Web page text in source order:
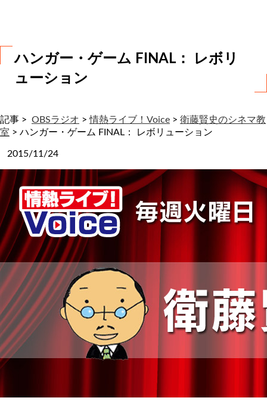
ハンガー・ゲーム FINAL： レボリ
ューション
記事 > OBSラジオ >情熱ライブ！Voice > 衛藤賢史のシネマ教
室 > ハンガー・ゲーム FINAL： レボリューション
2015/11/24